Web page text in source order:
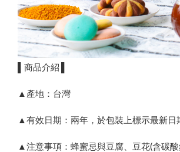
▌商品介紹 ▌
▲產地：台灣
▲有效日期：兩年，於包裝上標示最新日
▲注意事項：蜂蜜忌與豆腐、豆花(含碳